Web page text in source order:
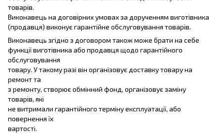
товарів.
Виконавець на договірних умовах за дорученням виготівника
(продавця) виконує гарантійне обслуговування товарів.
Виконавець згідно з договором також може брати на себе
функції виготівника або продавця щодо гарантійного
обслуговування
товару. У такому разі він організовує доставку товару на
ремонт та
з ремонту, створює обмінний фонд, організовує заміну
товарів, які
не витримали гарантійного терміну експлуатації, або
повернення їх
вартості.